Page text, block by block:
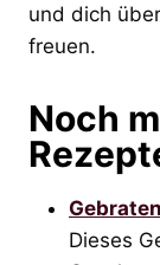
und dich
freuen.
Noch
Dieses